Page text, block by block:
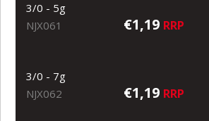
3/0 - 5g
NJX061
€1,19 RRP
3/0 - 7g
NJX062
€1,19 RRP